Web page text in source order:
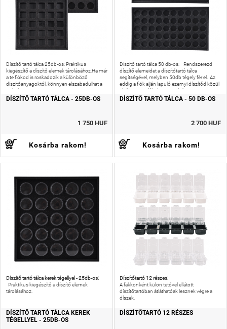
Díszítő tartó tálca 25db-os: Praktikus
kiegészítő a díszítő elemek tárolásához.Ha már
a te fiókod is roskadozik a különböző
díszítőanyagoktól, könnyen elszabadulhat a
pokol.
DÍSZÍTŐ TARTÓ TÁLCA - 25DB-OS
1 750 HUF
Kosárba rakom!
Díszítő tartó tálca 50 db-os: Rendszerezd
díszítő elemeidet a díszítőtartó tálca
segítségével, melyben 50db tégely fér el. Az
eddig a fiók alján lapuló ezernyi díszítőd közül
elsőre megtalálod azt, amelyiket
DÍSZÍTŐ TARTÓ TÁLCA - 50 DB-OS
2 700 HUF
Kosárba rakom!
Díszítő tartó tálca kerek tégellyel - 25db-os:
Praktikus kiegészítő a díszítő elemek
tárolásához.
DÍSZÍTŐ TARTÓ TÁLCA KEREK
TÉGELLYEL - 25DB-OS
Díszítőtartó 12 részes:
A fakkonként külön tetővel ellátott
díszítőtartóban átláthatóak lesznek végre a
díszek.
DÍSZÍTŐTARTÓ 12 RÉSZES